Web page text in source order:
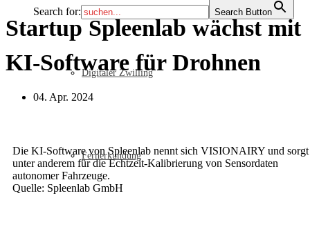
Digitaler Zwilling
Fernerkundung
Search for: Search Button
Startup Spleenlab wächst mit
KI-Software für Drohnen
04. Apr. 2024
Die KI-Software von Spleenlab nennt sich VISIONAIRY und sorgt
unter anderem für die Echtzeit-Kalibrierung von Sensordaten
autonomer Fahrzeuge.
Quelle: Spleenlab GmbH